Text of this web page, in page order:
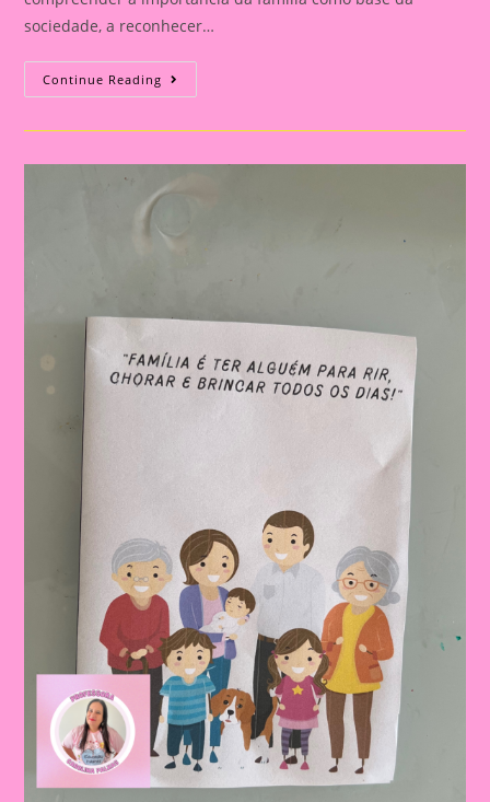
sociedade, a reconhecer…
Continue Reading Atividade
Com
Tema